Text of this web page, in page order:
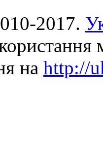
2017.
на http://